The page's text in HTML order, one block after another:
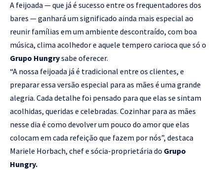
A feijoada — que já é sucesso entre os frequentadores dos
bares — ganhará um significado ainda mais especial ao
reunir famílias em um ambiente descontraído, com boa
música, clima acolhedor e aquele tempero carioca que só o
Grupo Hungrysabe oferecer.
“A nossa feijoada já é tradicional entre os clientes, e
preparar essa versão especial para as mães é uma grande
alegria. Cada detalhe foi pensado para que elas se sintam
acolhidas, queridas e celebradas. Cozinhar para as mães
nesse dia é como devolver um pouco do amor que elas
colocam em cada refeição que fazem por nós”, destaca
Mariele Horbach, chef e sócia-proprietária do Grupo
Hungry.